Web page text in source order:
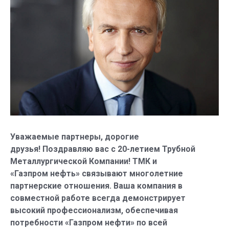
Уважаемые партнеры, дорогие
друзья! Поздравляю вас с 20-летием Трубной
Металлургической Компании! ТМК и
«Газпром нефть» связывают многолетние
партнерские отношения. Ваша компания в
совместной работе всегда демонстрирует
высокий профессионализм, обеспечивая
потребности «Газпром нефти» по всей